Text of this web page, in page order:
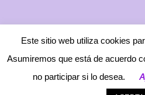
Este sitio web utiliza cookies
Asumiremos que está de acuerdo
no participar si lo desea.